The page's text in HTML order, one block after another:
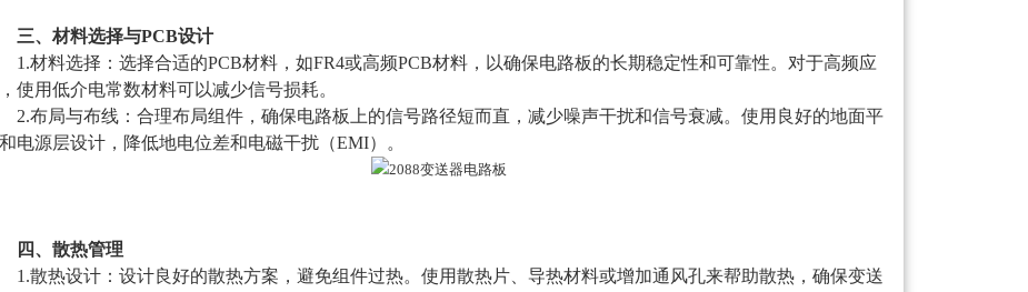
三、材料选择与PCB设计
材料选择：选择合适的PCB材料，如FR4或高频PCB材料，以确保电路板的长期稳定性和可靠性。对于高频应
使用低介电常数材料可以减少信号损耗。
布局与布线：合理布局组件，确保电路板上的信号路径短而直，减少噪声干扰和信号衰减。使用良好的地面平
电源层设计，降低地电位差和电磁干扰（EMI）。
四、散热管理
散热设计：设计良好的散热方案，避免组件过热。使用散热片、导热材料或增加通风孔来帮助散热，确保变送